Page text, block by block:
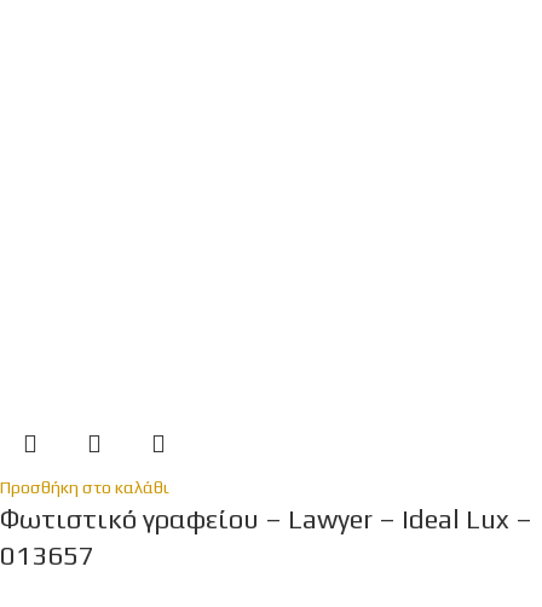
Προσθήκη στο καλάθι
Φωτιστικό γραφείου – Lawyer – Ideal Lux –
013657